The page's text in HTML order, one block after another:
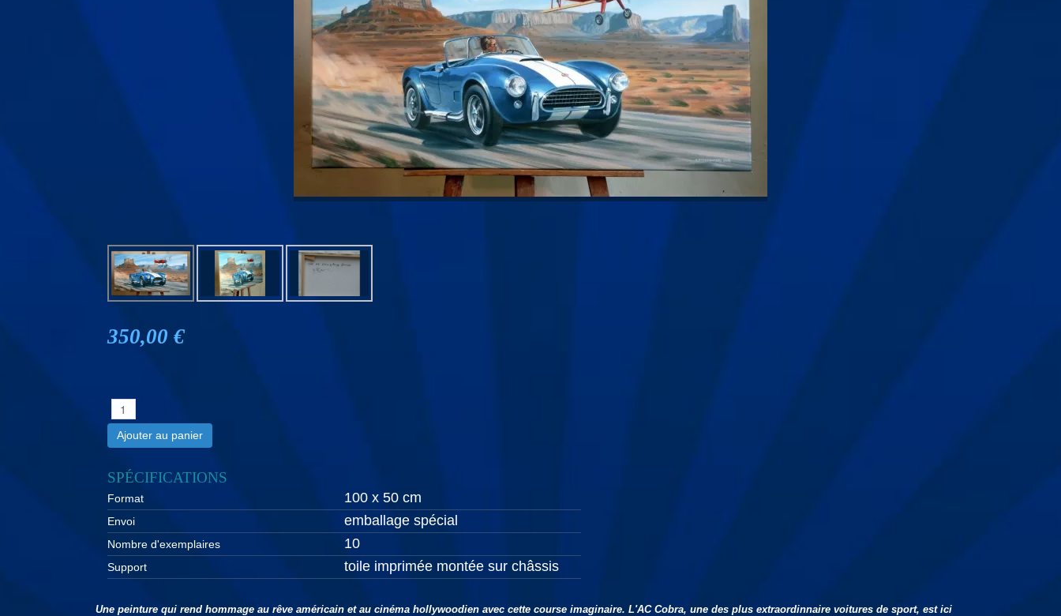
350,00 €
Ajouter au panier
SPÉCIFICATIONS
Format 100 x 50 cm
Envoi emballage spécial
Nombre d'exemplaires 10
Support toile imprimée montée sur châssis
Une peinture qui rend hommage au rêve américain et au cinéma hollywoodien avec cette course imaginaire. L'AC Cobra, une des plus extraordinnaire voitures de sport, est ici